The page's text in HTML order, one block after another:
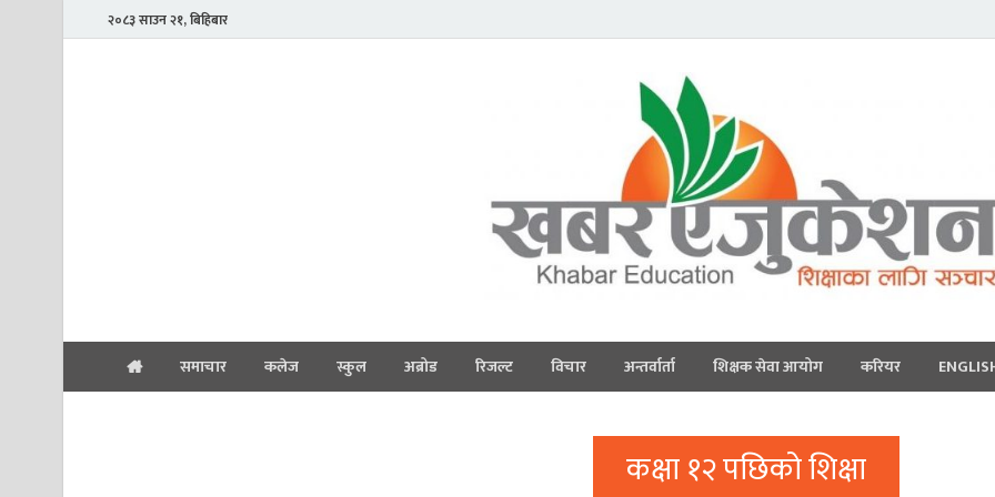
२०८३ साउन २१, बिहिबार
समाचार कलेज स्कुल अब्रोड रिजल्ट विचार अन्तर्वार्ता शिक्षक सेवा आयोग करियर
कक्षा १२ पछिको शिक्षा